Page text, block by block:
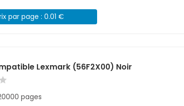
par page : 0.01 €
Lexmark (56F2X00) Noir
pages